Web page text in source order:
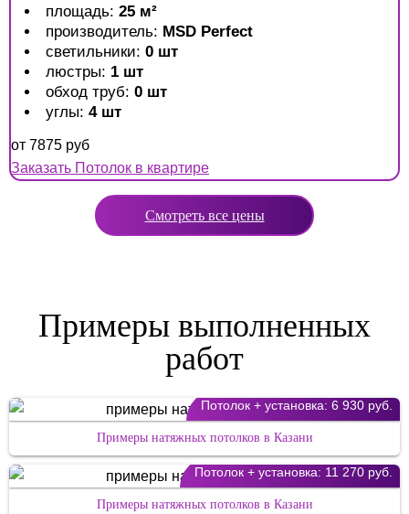
площадь: 25 м²
производитель: MSD Perfect
светильники: 0 шт
люстры: 1 шт
обход труб: 0 шт
углы: 4 шт
от 7875 руб
Заказать Потолок в квартире
Смотреть все цены
Примеры выполненных
работ
Потолок + установка: 6 930 руб.
Примеры натяжных потолков в Казани
Потолок + установка: 11 270 руб.
Примеры натяжных потолков в Казани